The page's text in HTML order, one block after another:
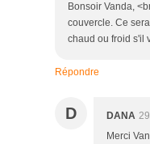
Bonsoir Vanda,
couvercle. Ce
chaud ou froid s'il
Répondre
D DANA
Merci